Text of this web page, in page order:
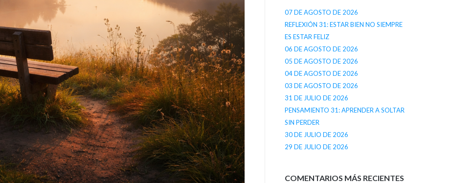
07 DE AGOSTO DE 2026
REFLEXIÓN 31: ESTAR BIEN NO SIEMPRE
ES ESTAR FELIZ
06 DE AGOSTO DE 2026
05 DE AGOSTO DE 2026
04 DE AGOSTO DE 2026
03 DE AGOSTO DE 2026
31 DE JULIO DE 2026
PENSAMIENTO 31: APRENDER A SOLTAR
SIN PERDER
30 DE JULIO DE 2026
29 DE JULIO DE 2026
COMENTARIOS MÁS RECIENTES